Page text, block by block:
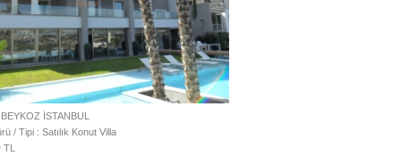
İSTANBUL
/ Tipi : Satılık Konut Villa
TL